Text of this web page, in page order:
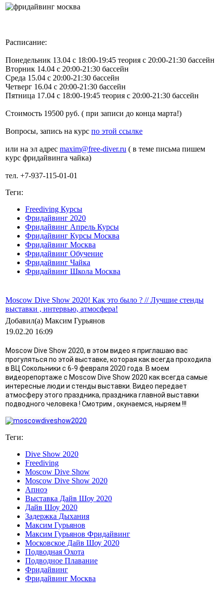
Расписание:
Понедельник 13.04 с 18:00-19:45 теория с 20:00-21:30 бассейн
Вторник 14.04 с 20:00-21:30 бассейн
Среда 15.04 с 20:00-21:30 бассейн
Четверг 16.04 с 20:00-21:30 бассейн
Пятница 17.04 с 18:00-19:45 теория с 20:00-21:30 бассейн
Стоимость 19500 руб. ( при записи до конца марта!)
Вопросы, запись на курс по этой ссылке
или на эл адрес maxim@free-diver.ru ( в теме письма пишем
курс фридайвинга чайка)
тел. +7-937-115-01-01
Теги:
Freediving Курсы
Фридайвинг 2020
Фридайвинг Апрель Курсы
Фридайвинг Курсы Москва
Фридайвинг Москва
Фридайвинг Обучение
Фридайвинг Чайка
Фридайвинг Школа Москва
Moscow Dive Show 2020! Как это было ? // Лучшие стенды
выставки , интервью, атмосфера!
Добавил(а) Максим Гурьянов
19.02.20 16:09
Moscow Dive Show 2020, в этом видео я приглашаю вас
прогуляться по этой выставке, которая как всегда проходила
в ВЦ Сокольники с 6-9 февраля 2020 года. В моем
видеорепортаже с Moscow Dive Show 2020 как всегда самые
интересные люди и стенды выставки. Видео передает
атмосферу этого праздника, праздника главной выставки
подводного человека ! Смотрим , окунаемся, ныряем !!!
Теги:
Dive Show 2020
Freediving
Moscow Dive Show
Moscow Dive Show 2020
Апноэ
Выставка Дайв Шоу 2020
Дайв Шоу 2020
Задержка Дыхания
Максим Гурьянов
Максим Гурьянов Фридайвинг
Московское Дайв Шоу 2020
Подводная Охота
Подводное Плавание
Фридайвинг
Фридайвинг Москва